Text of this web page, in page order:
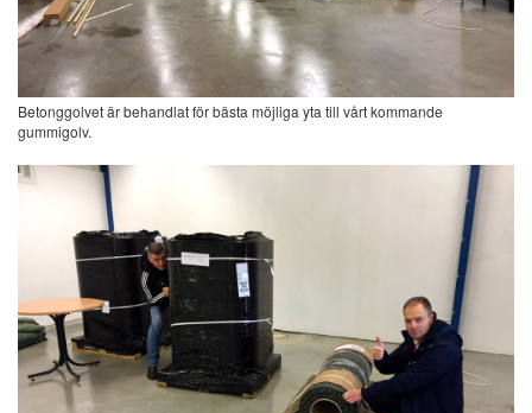
Betonggolvet är behandlat för bästa möjliga yta till vårt kommande
gummigolv.